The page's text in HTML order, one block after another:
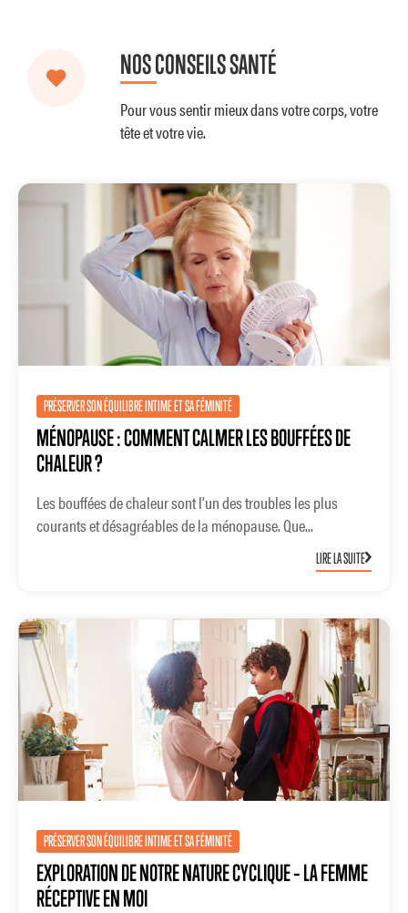
NOS CONSEILS SANTÉ
Pour vous sentir mieux dans votre corps, votre
tête et votre vie.
PRÉSERVER SON ÉQUILIBRE INTIME ET SA FÉMINITÉ
MÉNOPAUSE : COMMENT CALMER LES BOUFFÉES DE
CHALEUR ?
Les bouffées de chaleur sont l’un des troubles les plus
courants et désagréables de la ménopause. Que...
LIRE LA SUITE
PRÉSERVER SON ÉQUILIBRE INTIME ET SA FÉMINITÉ
EXPLORATION DE NOTRE NATURE CYCLIQUE – LA FEMME
RÉCEPTIVE EN MOI